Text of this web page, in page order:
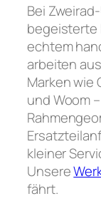
Bei
begeisterte
echtem
arbeiten
Marken wie
und Woom
kleiner
Unsere
fährt.